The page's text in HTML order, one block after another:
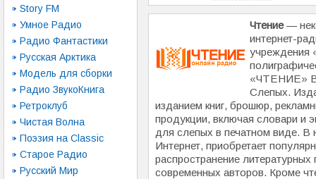
Story FM
Умное Радио
Радио Фантастики
Русская Арктика
Модель для сборки
Радио ЗвукоКнига
Ретроклуб
Чистая Волна
Поэзия на Classic
Старое Радио
Русский Мир
Чтение—
интернет-
учреждения
«ЧТЕНИЕ»
Слепых.
изданием книг, брошюр,
продукции, включая словари и
для слепых в печатном виде. В
Интернет, приобретает
распространение литературных
современных авторов. Кроме